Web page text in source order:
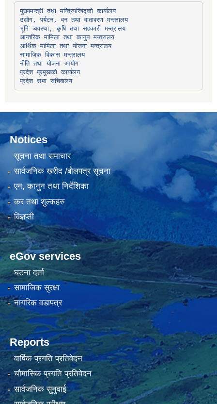
मुख्यमन्त्री तथा मन्त्रिपरिषद्को कार्यालय
उद्योग, पर्यटन, वन तथा वातावरण मन्त्रालय
भूमि व्यवस्था, कृषि तथा सहकारी मन्त्रालय
आन्तरिक मामिला तथा कानुन मन्त्रालय
आर्थिक मामिला तथा योजना मन्त्रालय
सामाजिक विकास मन्त्रालय
नीति तथा योजना आयोग
प्रदेश प्रमुखको कार्यालय
प्रदेश सभा सचिवालय
Notices
सूचना तथा समाचार
सार्वजनिक खरीद /बोलपत्र सूचना
एन, कानुन तथा निर्देशिका
कर तथा शुल्कहरु
विज्ञप्ती
eGov services
घटना दर्ता
सामाजिक सुरक्षा
नागरिक वडापत्र
Reports
वार्षिक प्रगति प्रतिवेदन
चौमासिक प्रगति प्रतिवेदन
सार्वजनिक सुनुवाई